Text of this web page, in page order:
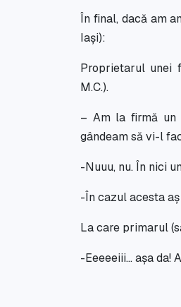
În final, dacă am
Iași):
Proprietarul unei
M.C.).
– Am la firmă un
gândeam să vi-l
-Nuuu, nu. În nici
-În cazul acesta
La care primarul
-Eeeeeiii… așa da!